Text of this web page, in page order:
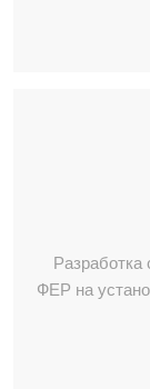
Разработка
ФЕР на